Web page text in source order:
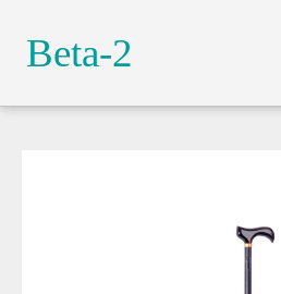
Beta-2
adipiscing elit. Ut elit